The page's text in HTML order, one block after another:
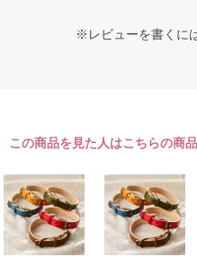
※レビューを書くに
この商品を見た人はこちらの商